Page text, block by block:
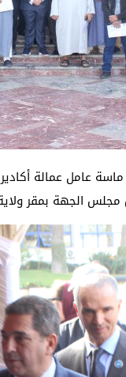
عامل عمالة
الجهة بمقر